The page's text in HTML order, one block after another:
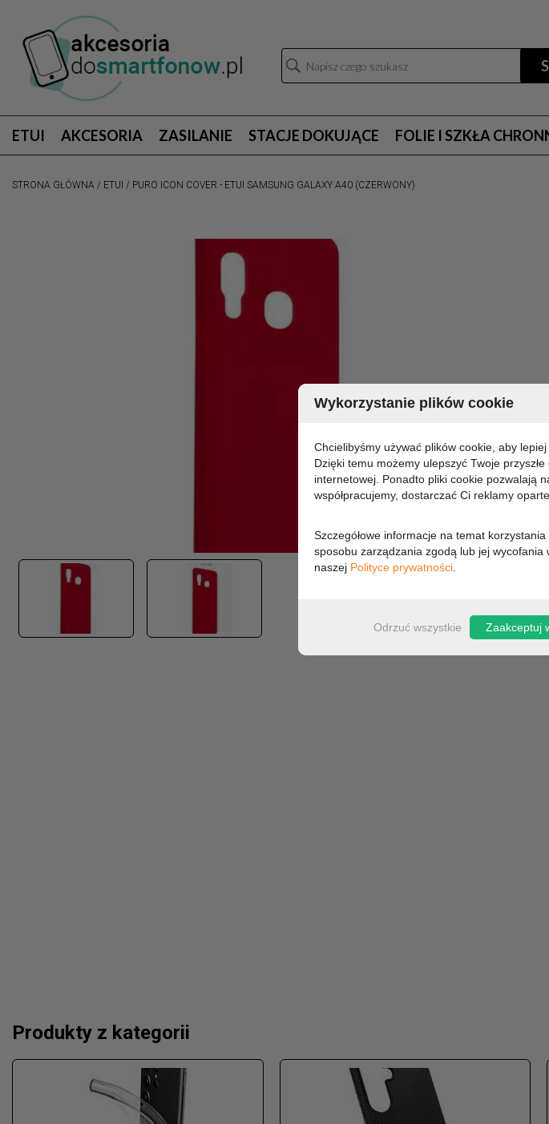
ETUI AKCESORIA ZASILANIE STACJE DOKUJĄCE FOLIE I SZKŁA
STRONA GŁÓWNA / ETUI / PURO ICON COVER - ETUI SAMSUNG GALAXY A40 (CZERWONY)
Produkty z kategorii
Wykorzystanie plików cookie
Chcielibyśmy używać plików cookie, aby
Dzięki temu możemy ulepszyć Twoje
internetowej. Ponadto pliki cookie pozwalają
współpracujemy, dostarczać Ci reklamy
Szczegółowe informacje na temat
sposobu zarządzania zgodą lub jej
naszej Polityce prywatności
Odrzuć wszystkie Zaakceptuj